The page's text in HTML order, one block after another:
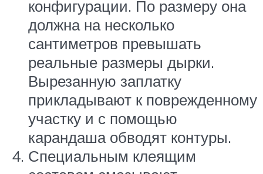
конфигурации. По размеру она
должна на несколько
сантиметров превышать
реальные размеры дырки.
Вырезанную заплатку
прикладывают к поврежденному
участку и с помощью
карандаша обводят контуры.
Специальным клеящим